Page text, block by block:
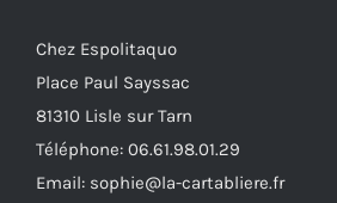
Chez Espolitaquo
Place Paul Sayssac
81310 Lisle sur Tarn
Téléphone: 06.61.98.01.29
Email: sophie@la-cartabliere.fr